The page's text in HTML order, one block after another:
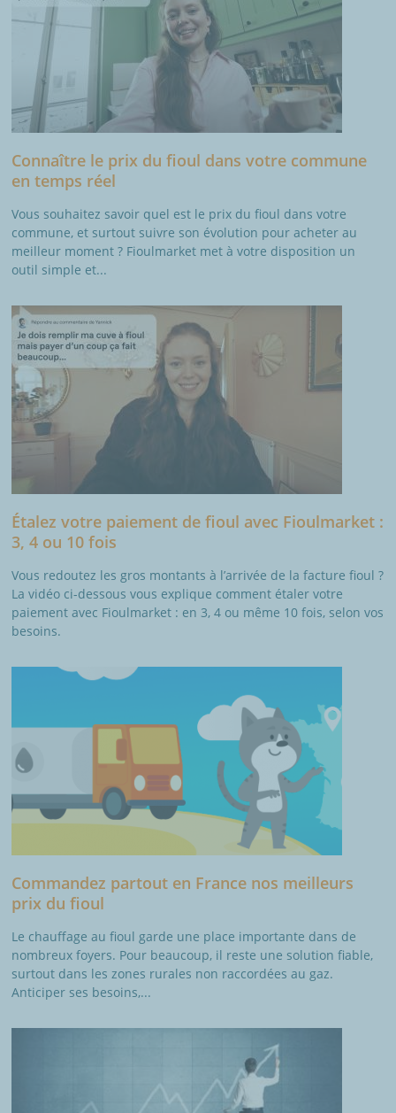
Connaître le prix du fioul dans votre commune
en temps réel
Vous souhaitez savoir quel est le prix du fioul dans votre
commune, et surtout suivre son évolution pour acheter au
meilleur moment ? Fioulmarket met à votre disposition un
outil simple et...
Étalez votre paiement de fioul avec Fioulmarket :
3, 4 ou 10 fois
Vous redoutez les gros montants à l’arrivée de la facture fioul ?
La vidéo ci-dessous vous explique comment étaler votre
paiement avec Fioulmarket : en 3, 4 ou même 10 fois, selon vos
besoins.
Commandez partout en France nos meilleurs
prix du fioul
Le chauffage au fioul garde une place importante dans de
nombreux foyers. Pour beaucoup, il reste une solution fiable,
surtout dans les zones rurales non raccordées au gaz.
Anticiper ses besoins,...